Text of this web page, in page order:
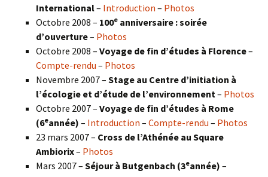
International– Introduction – Photos
Octobre 2008 – 100e anniversaire : soirée
d’ouverture– Photos
Octobre 2008 – Voyage de fin d’études à Florence–
Compte-rendu – Photos
Novembre 2007 – Stage au Centre d’initiation à
l’écologie et d’étude de l’environnement – Photos
Octobre 2007 – Voyage de fin d’études à Rome
(6eannée) – Introduction – Compte-rendu – Photos
23 mars 2007 – Cross de l’Athénée au Square
Ambiorix– Photos
Mars 2007 – Séjour à Butgenbach (3eannée) –